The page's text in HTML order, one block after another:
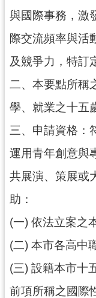
告
便
民
服
桃
青
資
基
地
介
關
連
與國際事務，激
際交流頻率與活
及競爭力，特訂
二、本要點所稱
學、就業之十五
三、申請資格：
運用青年創意與
共展演、策展或
助：
(一) 依法立案之
(二) 本市各高中
(三) 設籍本市十
前項所稱之國際